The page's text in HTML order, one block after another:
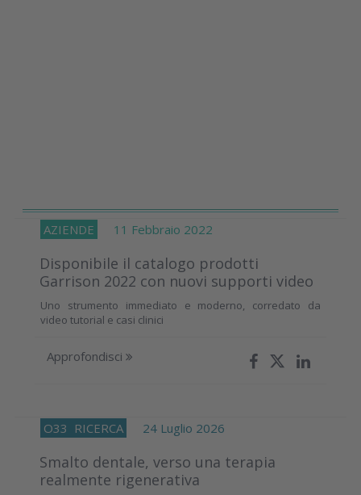
AZIENDE 11 Febbraio 2022
Disponibile il catalogo prodotti
Garrison 2022 con nuovi supporti video
Uno strumento immediato e moderno, corredato da
video tutorial e casi clinici
Approfondisci
O33 RICERCA 24 Luglio 2026
Smalto dentale, verso una terapia
realmente rigenerativa